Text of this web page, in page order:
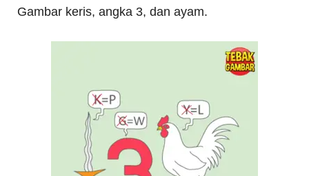
Gambar keris, angka 3, dan ayam.